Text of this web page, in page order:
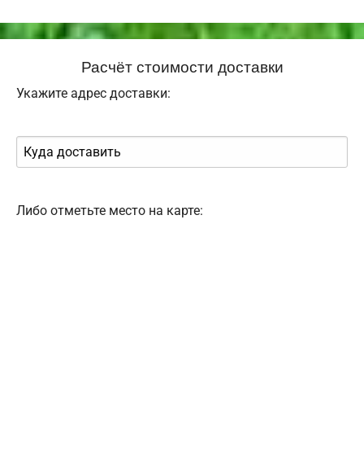
Расчёт стоимости доставки
Укажите адрес доставки:
Либо отметьте место на карте: